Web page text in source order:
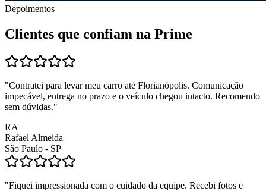
Depoimentos
Clientes que confiam na Prime
"Contratei para levar meu carro até Florianópolis. Comunicação
impecável, entrega no prazo e o veículo chegou intacto. Recomendo
sem dúvidas."
RA
Rafael Almeida
São Paulo - SP
"Fiquei impressionada com o cuidado da equipe. Recebi fotos e